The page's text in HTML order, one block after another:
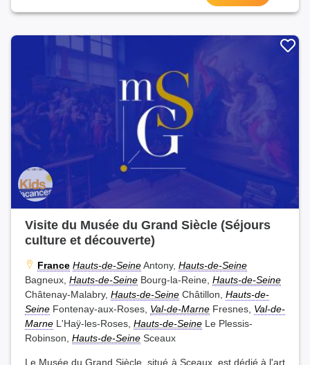
Visite du Musée du Grand Siècle (Séjours
culture et découverte)
France Hauts-de-SeineAntony, Hauts-de-Seine
Bagneux, Hauts-de-Seine Bourg-la-Reine, Hauts-de-Seine
Châtenay-Malabry, Hauts-de-Seine Châtillon, Hauts-de-
Seine Fontenay-aux-Roses, Val-de-Marne Fresnes, Val-de-
Marne L'Haÿ-les-Roses, Hauts-de-Seine Le Plessis-
Robinson, Hauts-de-Seine Sceaux
Le Musée du Grand Siècle, situé à Sceaux, est dédié à l'art